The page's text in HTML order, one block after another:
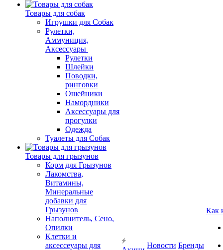
Товары для собак
Игрушки для Собак
Рулетки,
Аммуниция,
Аксессуары
Рулетки
Шлейки
Поводки,
ринговки
Ошейники
Намордники
Аксессуары для
прогулки
Одежда
Туалеты для Собак
Товары для грызунов
Корм для Грызунов
Лакомства,
Витамины,
Минеральные
добавки для
Грызунов
Наполнитель, Сено,
Опилки
Клетки и
аксессеуары для
Новости Бренды
Как